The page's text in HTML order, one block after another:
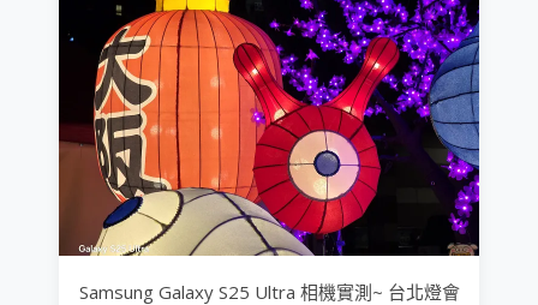
Samsung Galaxy S25 Ultra 相機實測~ 台北燈會